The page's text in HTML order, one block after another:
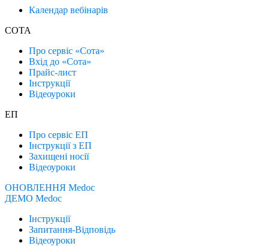
Календар вебінарів
СОТА
Про сервіс «Сота»
Вхід до «Сота»
Прайс-лист
Інструкції
Відеоуроки
ЕП
Про сервіс ЕП
Інструкції з ЕП
Захищені носії
Відеоуроки
ОНОВЛЕННЯ Medoc
ДЕМО Medoc
Інструкції
Запитання-Відповідь
Відеоуроки